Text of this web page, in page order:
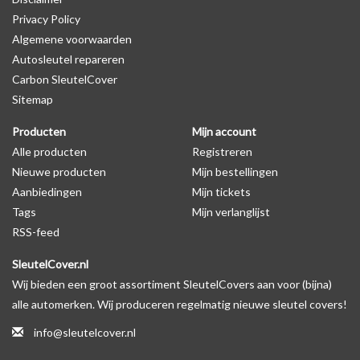
Levering
Voor 16:00 besteld = Dezelfde dag verzonden
Verzending naar België: 1/3 werkdagen
Merk: SleutelCover
Geschikt voor: Fiat
Gewicht: 20g
Materiaal: Siliconen
Geschikt voor o.a. de volgende modellen:
* Afhankelijk van het bouwjaar
* Controleer
altijd alsnog eerst uw model sleutel met het
Privacy Policy
Algemene voorwaarden
Autosleutel repareren
Carbon SleutelCover
Sitemap
Producten
Alle producten
Nieuwe producten
Aanbiedingen
Tags
RSS-feed
Mijn account
Registreren
Mijn bestellingen
Mijn tickets
Mijn verlanglijst
SleutelCover.nl
Wij bieden een groot assortiment SleutelCovers aan voor (bijna)
alle automerken. Wij produceren regelmatig nieuwe sleutel covers!
info@sleutelcover.nl